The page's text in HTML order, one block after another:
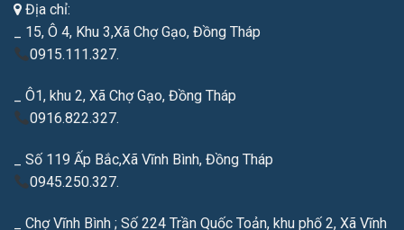
Địa chỉ:
_ 15, Ô 4, Khu 3,Xã Chợ Gạo, Đồng Tháp
0915.111.327.
_ Ô1, khu 2, Xã Chợ Gạo, Đồng Tháp
0916.822.327.
_ Số 119 Ấp Bắc,Xã Vĩnh Bình, Đồng Tháp
0945.250.327.
_ Chợ Vĩnh Bình ; Số 224 Trần Quốc Toản, khu phố 2, Xã Vĩnh